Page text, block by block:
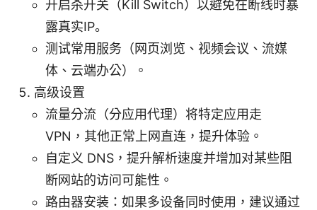
开启杀开关（Kill Switch）以避免在断线时暴
露真实IP。
测试常用服务（网页浏览、视频会议、流媒
体、云端办公）。
高级设置
流量分流（分应用代理）将特定应用走
VPN，其他正常上网直连，提升体验。
自定义 DNS，提升解析速度并增加对某些阻
断网站的访问可能性。
路由器安装：如果多设备同时使用，建议通过